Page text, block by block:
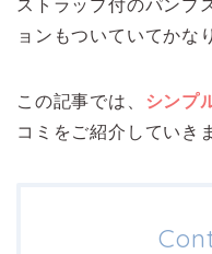
ストラップ付のパンプ
ョンもついていてかな
この記事では、 シンプ
コミをご紹介していき